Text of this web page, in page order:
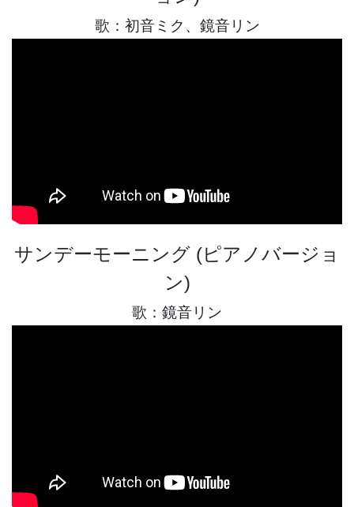
歌：初音ミク、鏡音リン
サンデーモーニング (ピアノバージョ
ン)
歌：鏡音リン